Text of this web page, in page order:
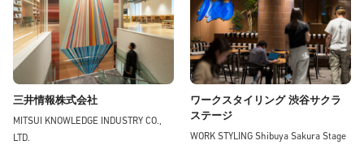
三井情報株式会社
MITSUI KNOWLEDGE INDUSTRY CO.,
LTD.
ワークスタイリング 渋谷サクラ
ステージ
WORK STYLING Shibuya Sakura Stage